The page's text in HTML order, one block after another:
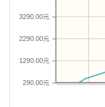
290.00元
1290.00元
2290.00元
3290.00元